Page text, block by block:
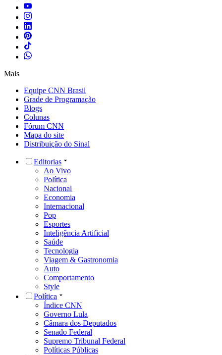
Mais
Equipe CNN Brasil
Grade de Programação
Blogs
Colunas
Fórum CNN
Mapa do site
Distribuição do Sinal
Editorias
Ao Vivo
Política
Nacional
Economia
Internacional
Pop
Esportes
Inteligência Artificial
Saúde
Tecnologia
Viagem & Gastronomia
Auto
Comportamento
Style
Política
Índice CNN
Governo Lula
Câmara dos Deputados
Senado Federal
Supremo Tribunal Federal
Políticas Públicas